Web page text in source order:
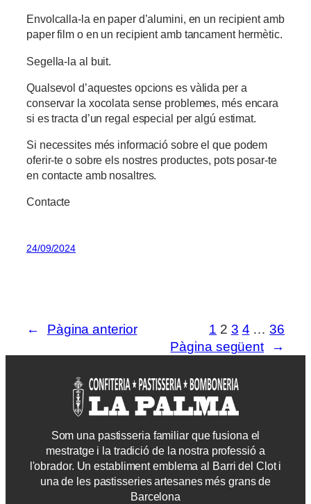
Envolcalla-la en paper d’alumini, en un recipient amb
paper film o en un recipient amb tancament hermètic.
Segella-la al buit.
Qualsevol d’aquestes opcions es vàlida per a
conservar la xocolata sense problemes, més encara
si es tracta d’un regal especial per algú estimat.
Si necessites més informació sobre el que podem
oferir-te o sobre els nostres productes, pots posar-te
en contacte amb nosaltres.
Contacte
24/09/2024
← Pàgina anterior 1 2 3 4 … 36
Pàgina següent
→
Som una pastisseria familiar que fusiona el
mestratge i la tradició de la nostra professió a
l'obrador. Un establiment emblema al Barri del Clot i
una de les pastisseries artesanes més grans de
Barcelona